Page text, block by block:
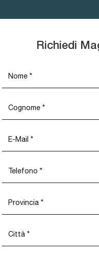
Richiedi